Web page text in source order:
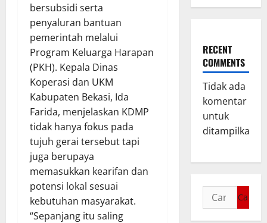
bersubsidi serta
penyaluran bantuan
pemerintah melalui
Program Keluarga Harapan
(PKH). Kepala Dinas
Koperasi dan UKM
Kabupaten Bekasi, Ida
Farida, menjelaskan KDMP
tidak hanya fokus pada
tujuh gerai tersebut tapi
juga berupaya
memasukkan kearifan dan
potensi lokal sesuai
kebutuhan masyarakat.
“Sepanjang itu saling
RECENT
COMMENTS
Tidak ada
komentar
untuk
ditampilkan.